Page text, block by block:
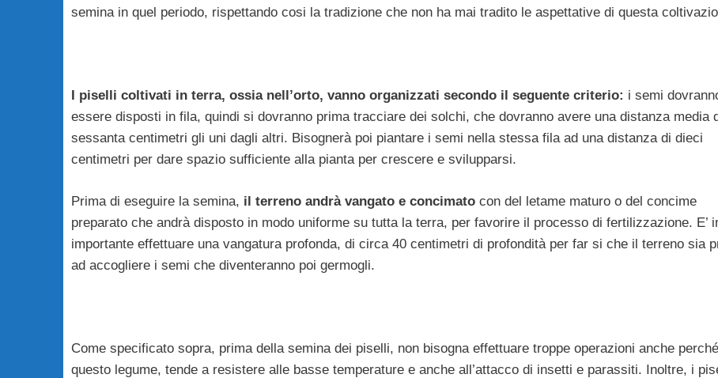
semina in quel periodo, rispettando cosi la tradizione che non ha mai tradito le aspettative di questa
I piselli coltivati in terra, ossia nell’orto, vanno organizzati secondo il seguente criterio: i semi
essere disposti in fila, quindi si dovranno prima tracciare dei solchi, che dovranno avere una distanza media
sessanta centimetri gli uni dagli altri. Bisognerà poi piantare i semi nella stessa fila ad una distanza di dieci
centimetri per dare spazio sufficiente alla pianta per crescere e svilupparsi.
Prima di eseguire la semina, il terreno andrà vangato e concimatocon del letame maturo o del concime
preparato che andrà disposto in modo uniforme su tutta la terra, per favorire il processo di fertilizzazione. E’
importante effettuare una vangatura profonda, di circa 40 centimetri di profondità per far si che il terreno sia
ad accogliere i semi che diventeranno poi germogli.
Come specificato sopra, prima della semina dei piselli, non bisogna effettuare troppe operazioni anche perché
questo legume, tende a resistere alle basse temperature e anche all’attacco di insetti e parassiti. Inoltre, i